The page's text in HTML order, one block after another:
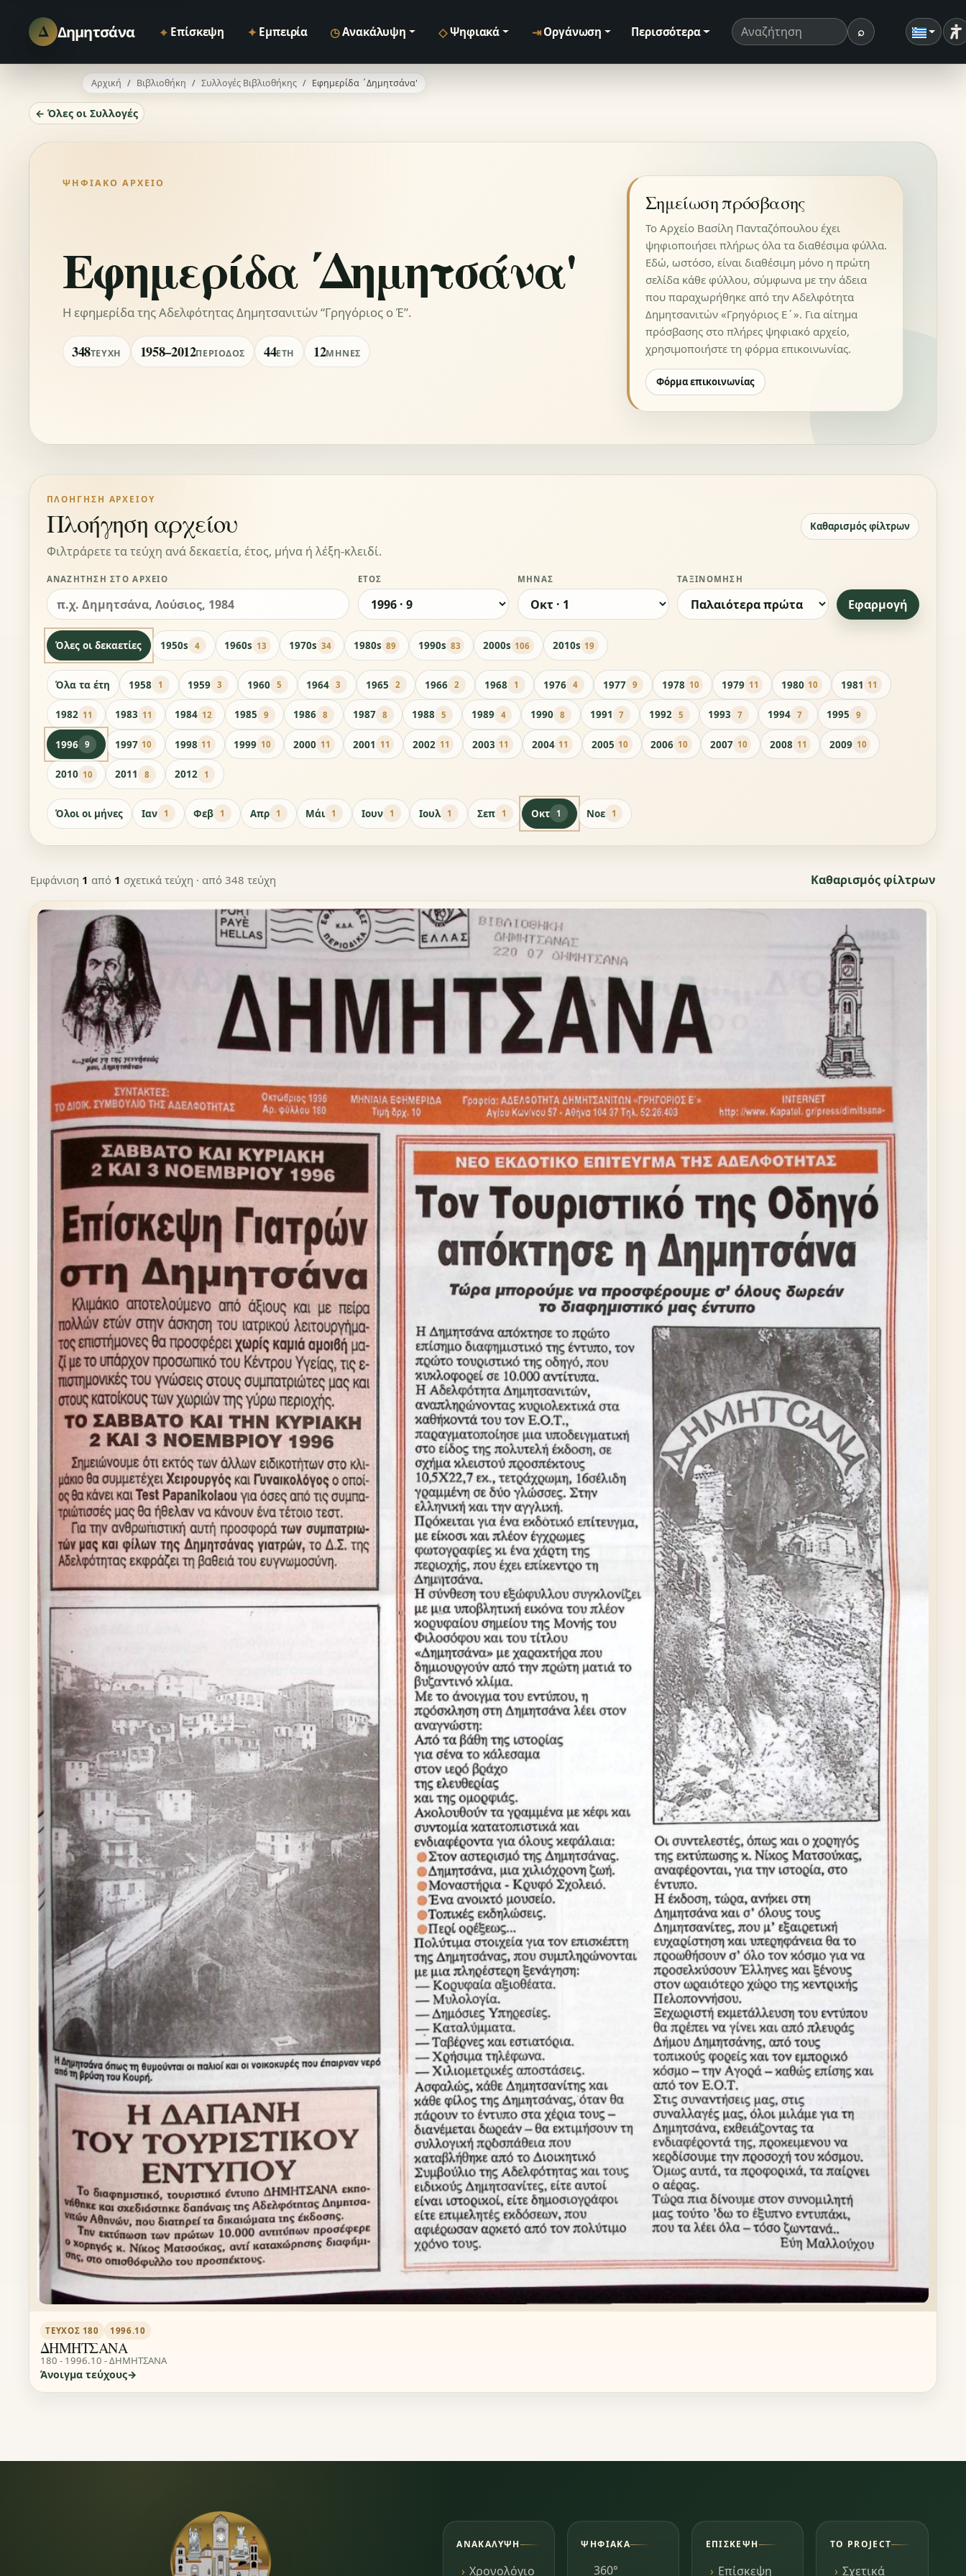
Δ Δημητσάνα ⌖ Επίσκεψη ✦ Εμπειρία ◷Ανακάλυψη ◇ Ψηφιακά ⇥ Οργάνωση Περισσότερα Όρος αναζήτησης ⌕Αναζήτηση
Αρχική Βιβλιοθήκη Συλλογές Βιβλιοθήκης Εφημερίδα ΄Δημητσάνα'
← Όλες οι Συλλογές
ΨΗΦΙΑΚΌ ΑΡΧΕΊΟ
Εφημερίδα ΄Δημητσάνα'
Η εφημερίδα της Αδελφότητας Δημητσανιτών “Γρηγόριος ο Έ”.
348ΤΕΎΧΗ 1958–2012ΠΕΡΊΟΔΟΣ 44ΈΤΗ 12ΜΉΝΕΣ
Σημείωση πρόσβασης
Το Αρχείο Βασίλη Πανταζόπουλου έχει
ψηφιοποιήσει πλήρως όλα τα διαθέσιμα φύλλα.
Εδώ, ωστόσο, είναι διαθέσιμη μόνο η πρώτη
σελίδα κάθε φύλλου, σύμφωνα με την άδεια
που παραχωρήθηκε από την Αδελφότητα
Δημητσανιτών «Γρηγόριος Ε΄». Για αίτημα
πρόσβασης στο πλήρες ψηφιακό αρχείο,
χρησιμοποιήστε τη φόρμα επικοινωνίας.
Φόρμα επικοινωνίας
ΠΛΟΉΓΗΣΗ ΑΡΧΕΊΟΥ
Πλοήγηση αρχείου
Φιλτράρετε τα τεύχη ανά δεκαετία, έτος, μήνα ή λέξη-κλειδί.
Καθαρισμός φίλτρων
ΑΝΑΖΉΤΗΣΗ ΣΤΟ ΑΡΧΕΊΟ ΈΤΟΣ ΜΉΝΑΣ ΤΑΞΙΝΌΜΗΣΗ
Εφαρμογή
Όλες οι δεκαετίες 1950s 4 1960s 13 1970s 34 1980s 89 1990s 83 2000s 106 2010s 19
Όλα τα έτη 1958 1 1959 3 1960 5 1964 3 1965 2 1966 2 1968 1 1976 4 1977 9 1978 10 1979 11 1980 10 1981 11
1982 11 1983 11 1984 12 1985 9 1986 8 1987 8 1988 5 1989 4 1990 8 1991 7 1992 5 1993 7 1994 7 1995 9
1996 9 1997 10 1998 11 1999 10 2000 11 2001 11 2002 11 2003 11 2004 11 2005 10 2006 10 2007 10 2008 11 2009 10
2010 10 2011 8 2012 1
Όλοι οι μήνες Ιαν 1 Φεβ 1 Απρ 1 Μάι 1 Ιουν 1 Ιουλ 1 Σεπ 1 Οκτ 1 Νοε 1
Εμφάνιση 1 από 1 σχετικά τεύχη · από 348 τεύχη Καθαρισμός φίλτρων
ΤΕΎΧΟΣ 180 1996.10
ΔΗΜΗΤΣΑΝΑ
180 - 1996.10 - ΔΗΜΗΤΣΑΝΑ
Άνοιγμα τεύχους
ΑΝΑΚΆΛΥΨΗ
Χρονολόγιο
ΨΗΦΙΑΚΆ
360°
ΕΠΊΣΚΕΨΗ
Επίσκεψη
ΤΟ PROJECT
Σχετικά